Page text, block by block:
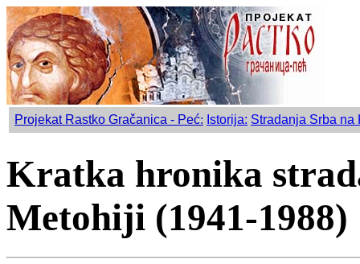
Projekat Rastko Gračanica - Peć: Istorija: Stradanja Srba na
Kratka hronika
Metohiji (1941-1988)